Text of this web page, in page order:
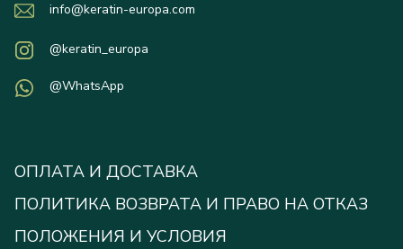
info@keratin-europa.com
@keratin_europa
@WhatsApp
ОПЛАТА И ДОСТАВКА
ПОЛИТИКА ВОЗВРАТА И ПРАВО НА ОТКАЗ
ПОЛОЖЕНИЯ И УСЛОВИЯ